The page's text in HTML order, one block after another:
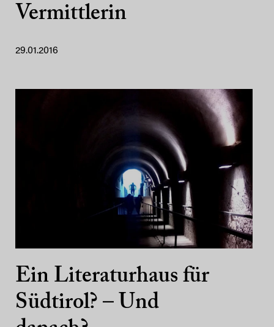
Vermittlerin
29.01.2016
Ein Literaturhaus für
Südtirol? – Und